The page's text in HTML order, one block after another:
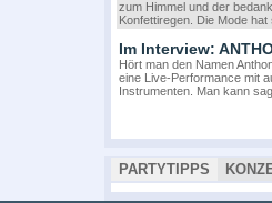
zum Himmel und der
Konfettiregen. Die Mode hat
Im Interview:
Hört man den Namen
eine Live-Performance mit
Instrumenten. Man kann
PARTYTIPPS